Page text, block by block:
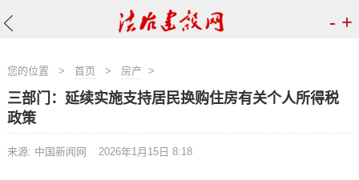
- +
您的位置 > 首页 > 房产 >
三部门：延续实施支持居民换购住房有关个人所得税
政策
来源: 中国新闻网 2026年1月15日 8:18